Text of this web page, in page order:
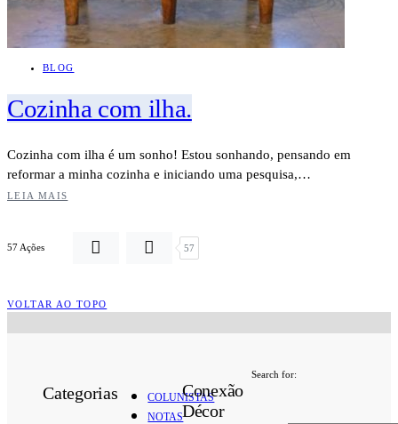
BLOG
Cozinha com ilha.
Cozinha com ilha é um sonho! Estou sonhando, pensando em
reformar a minha cozinha e iniciando uma pesquisa,…
LEIA MAIS
57 Ações 57
VOLTAR AO TOPO
Categorias
COLUNISTAS
NOTAS
Conexão
Décor
Search for: